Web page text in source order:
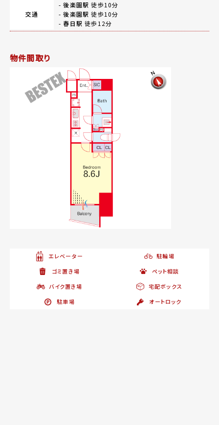
交通
-後楽園駅 徒歩10分
-後楽園駅 徒歩10分
- 春日駅 徒歩12分
物件間取り
エレベーター
駐輪場
ゴミ置き場
ペット相談
バイク置き場
宅配ボックス
駐車場
オートロック